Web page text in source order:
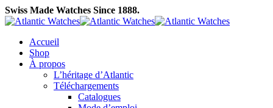
Swiss Made Watches Since 1888.
Accueil
Shop
À propos
L’héritage d’Atlantic
Téléchargements
Catalogues